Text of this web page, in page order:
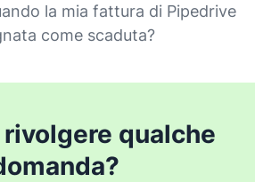
la mia fattura di Pipedrive
come scaduta?
qualche